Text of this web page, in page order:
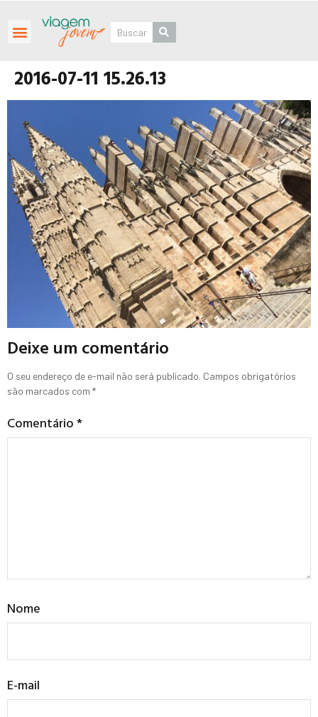
2016-07-11 15.26.13
Deixe um comentário
O seu endereço de e-mail não será publicado. Campos obrigatórios
são marcados com *
Comentário*
Nome
E-mail